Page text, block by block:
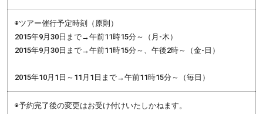
◉ツアー催行予定時刻（原則）
2015年9月30日まで→午前11時15分～（月-木）
2015年9月30日まで→午前11時15分～、午後2時～（金-日）
2015年10月1日～11月1日まで→午前11時15分～（毎日）
◉予約完了後の変更はお受け付けいたしかねます。